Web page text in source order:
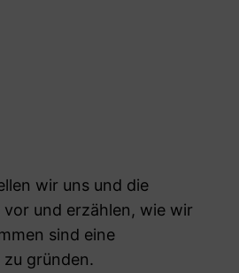
wir uns und die
und erzählen, wie wir
sind eine
gründen.